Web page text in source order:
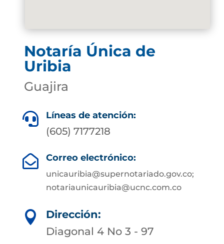
Notaría Única de
Uribia
Guajira
 Líneas de atención:
(605) 7177218
 Correo electrónico:
unicauribia@supernotariado.gov.co;
notariaunicauribia@ucnc.com.co

Dirección:
Diagonal 4 No 3 - 97